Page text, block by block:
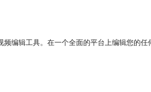
编辑工具。在一个全面的平台上编辑您的任